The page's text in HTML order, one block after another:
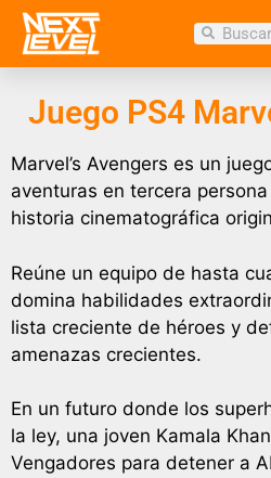
Inicio/Tienda
Avengers
Juego PS4
Marvel’s Avengers es un
aventuras en tercera
historia cinematográfica
Reúne un equipo de hasta
domina habilidades
lista creciente de héroes y
amenazas crecientes.
En un futuro donde los
la ley, una joven Kamala
Vengadores para detener a